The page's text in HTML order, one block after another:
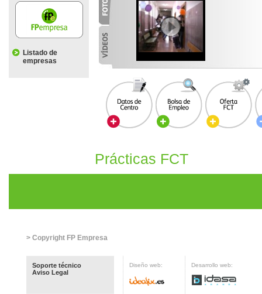
Listado de
empresas
Prácticas FCT
> Copyright FP Empresa
Soporte técnico
Aviso Legal
Diseño web: Desarrollo web: